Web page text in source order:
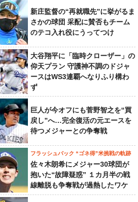
新庄監督の“再就職先”に挙がるま
さかの球団 采配に賛否もチーム
のテコ入れ役にうってつけ
大谷翔平に「臨時クローザー」の
仰天プラン 守護神不調のドジャ
ースはWS3連覇へなりふり構わ
ず
巨人が今オフにも菅野智之を“買
戻し”へ…完全復活の元エースを
待つメジャーとの争奪戦
フラッシュバック “ゴネ得”米挑戦の軌跡
佐々木朗希にメジャー30球団が
抱いた“故障疑惑” １カ月半の戦
線離脱も争奪戦が過熱したワケ